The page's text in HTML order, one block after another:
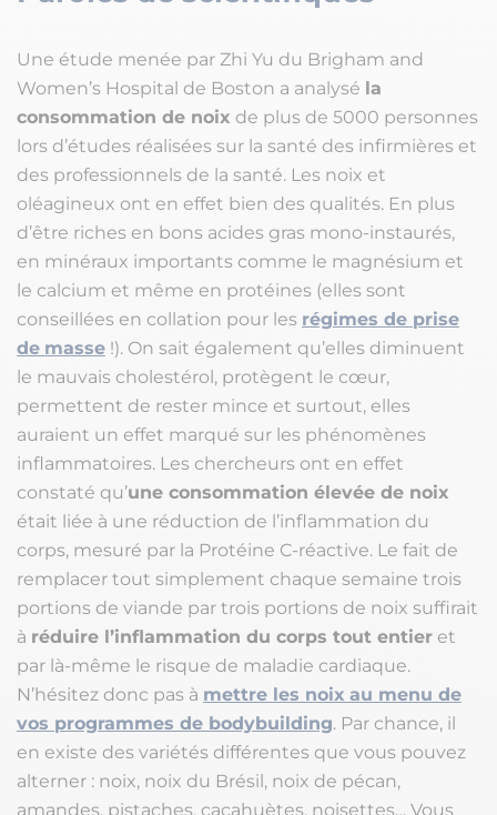
Une étude menée par Zhi Yu du Brigham and
Women’s Hospital de Boston a analysé la
consommation de noix de plus de 5000 personnes
lors d’études réalisées sur la santé des infirmières et
des professionnels de la santé. Les noix et
oléagineux ont en effet bien des qualités. En plus
d’être riches en bons acides gras mono-instaurés,
en minéraux importants comme le magnésium et
le calcium et même en protéines (elles sont
conseillées en collation pour les régimes de prise
de masse !). On sait également qu’elles diminuent
le mauvais cholestérol, protègent le cœur,
permettent de rester mince et surtout, elles
auraient un effet marqué sur les phénomènes
inflammatoires. Les chercheurs ont en effet
constaté qu’une consommation élevée de noix
était liée à une réduction de l’inflammation du
corps, mesuré par la Protéine C-réactive. Le fait de
remplacer tout simplement chaque semaine trois
portions de viande par trois portions de noix suffirait
à réduire l’inflammation du corps tout entier et
par là-même le risque de maladie cardiaque.
N’hésitez donc pas à mettre les noix au menu de
vos programmes de bodybuilding. Par chance, il
en existe des variétés différentes que vous pouvez
alterner : noix, noix du Brésil, noix de pécan,
amandes, pistaches, cacahuètes, noisettes… Vous